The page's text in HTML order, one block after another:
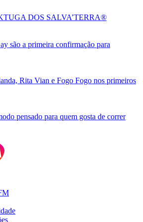
DOS SALVA’TERRA®
são a primeira confirmação para
Rita Vian e Fogo Fogo nos primeiros
pensado para quem gosta de correr